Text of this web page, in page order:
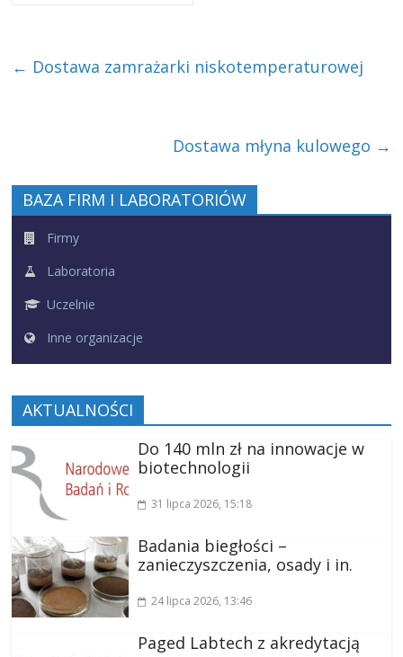
← Dostawa zamrażarki niskotemperaturowej
Dostawa młyna kulowego →
BAZA FIRM I LABORATORIÓW
Firmy
Laboratoria
Uczelnie
Inne organizacje
AKTUALNOŚCI
Do 140 mln zł na innowacje w
biotechnologii
31 lipca 2026, 15:18
Badania biegłości –
zanieczyszczenia, osady i in.
24 lipca 2026, 13:46
Paged Labtech z akredytacją